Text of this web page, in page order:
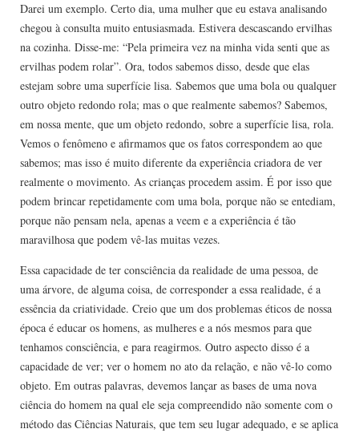
Darei um exemplo. Certo dia, uma mulher que eu estava analisando
chegou à consulta muito entusiasmada. Estivera descascando ervilhas
na cozinha. Disse-me: “Pela primeira vez na minha vida senti que as
ervilhas podem rolar”. Ora, todos sabemos disso, desde que elas
estejam sobre uma superfície lisa. Sabemos que uma bola ou qualquer
outro objeto redondo rola; mas o que realmente sabemos? Sabemos,
em nossa mente, que um objeto redondo, sobre a superfície lisa, rola.
Vemos o fenômeno e afirmamos que os fatos correspondem ao que
sabemos; mas isso é muito diferente da experiência criadora de ver
realmente o movimento. As crianças procedem assim. É por isso que
podem brincar repetidamente com uma bola, porque não se entediam,
porque não pensam nela, apenas a veem e a experiência é tão
maravilhosa que podem vê-las muitas vezes.
Essa capacidade de ter consciência da realidade de uma pessoa, de
uma árvore, de alguma coisa, de corresponder a essa realidade, é a
essência da criatividade. Creio que um dos problemas éticos de nossa
época é educar os homens, as mulheres e a nós mesmos para que
tenhamos consciência, e para reagirmos. Outro aspecto disso é a
capacidade de ver; ver o homem no ato da relação, e não vê-lo como
objeto. Em outras palavras, devemos lançar as bases de uma nova
ciência do homem na qual ele seja compreendido não somente com o
método das Ciências Naturais, que tem seu lugar adequado, e se aplica